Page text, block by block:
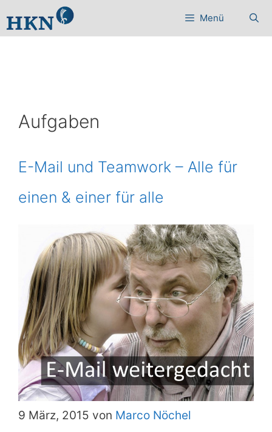
Inhalt
Menü
Aufgaben
E-Mail und Teamwork – Alle für
einen & einer für alle
9 März, 2015 von Marco Nöchel